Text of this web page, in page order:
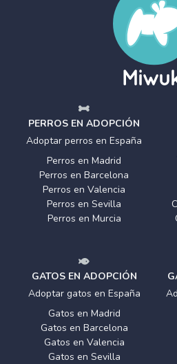
PERROS EN ADOPCIÓN
Adoptar perros en España
Perros en Madrid
Perros en Barcelona
Perros en Valencia
Perros en Sevilla
Perros en Murcia
GATOS EN ADOPCIÓN
Adoptar gatos en España
Gatos en Madrid
Gatos en Barcelona
Gatos en Valencia
Gatos en Sevilla